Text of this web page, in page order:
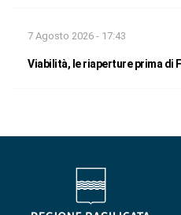
7 Agosto 2026 - 17:43
Viabilità, le riaperture prima di